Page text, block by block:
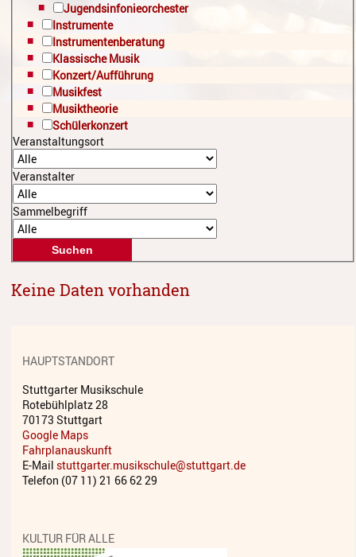
Coaching
Musiktheorie
RockPopJazz
Schlaginstrumente
Streichinstrumente
Ermäßigungen
Jugendsinfonieorchester
Instrumente
Instrumentenberatung
Klassische Musik
Konzert/Aufführung
Musikfest
Musiktheorie
Schülerkonzert
Veranstaltungsort
Veranstalter
Sammelbegriff
Keine Daten vorhanden
HAUPTSTANDORT
Stuttgarter Musikschule
Rotebühlplatz 28
70173 Stuttgart
Google Maps
Fahrplanauskunft
E-Mail stuttgarter.musikschule@stuttgart.de
Telefon (07 11) 21 66 62 29
KULTUR FÜR ALLE